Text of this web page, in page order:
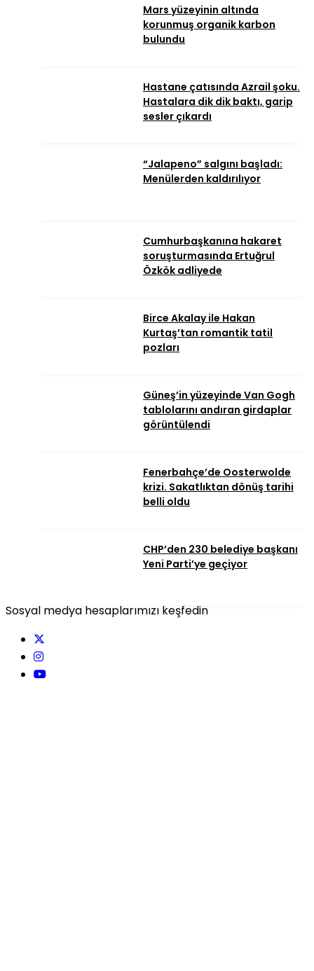
Mars yüzeyinin altında
korunmuş organik karbon
bulundu
Hastane çatısında Azrail şoku.
Hastalara dik dik baktı, garip
sesler çıkardı
“Jalapeno” salgını başladı:
Menülerden kaldırılıyor
Cumhurbaşkanına hakaret
soruşturmasında Ertuğrul
Özkök adliyede
Birce Akalay ile Hakan
Kurtaş’tan romantik tatil
pozları
Güneş’in yüzeyinde Van Gogh
tablolarını andıran girdaplar
görüntülendi
Fenerbahçe’de Oosterwolde
krizi. Sakatlıktan dönüş tarihi
belli oldu
CHP’den 230 belediye başkanı
Yeni Parti’ye geçiyor
Sosyal medya hesaplarımızı keşfedin